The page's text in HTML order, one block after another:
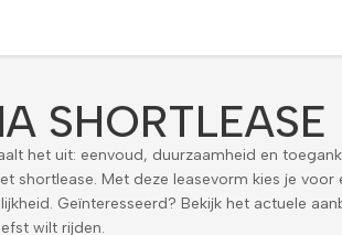
SHORTLEASE
het uit: eenvoud, duurzaamheid en
shortlease. Met deze leasevorm kies je
Geïnteresseerd? Bekijk het actuele
wilt rijden.